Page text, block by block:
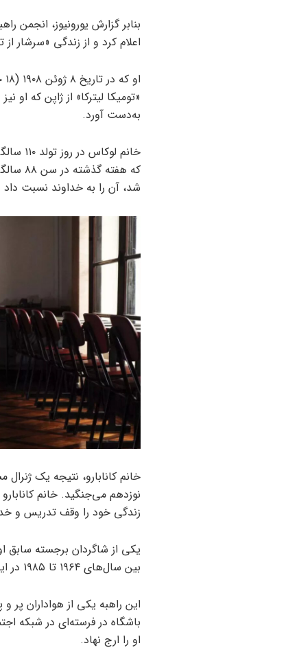
بنابر گزارش یورونیوز، انجمن
اعلام کرد و از زندگی «سرشار
به‌دست آورد.
خانم
که
شد، آن را به خداوند نسبت
خانم کانابارو، نتیجه یک ژنرال
نوزدهم می‌جنگید. خانم
زندگی خود را وقف تدریس و
یکی از شاگردان برجسته سابق او
بین سال‌های ۱۹۶۴ تا ۱۹۸۵ در این کشور حکومت کرد.
این راهبه یکی از هواداران پر و
باشگاه در فرسته‌ای در شبکه
او را ارج نهاد.